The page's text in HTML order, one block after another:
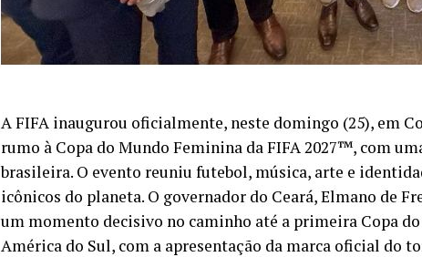
A FIFA inaugurou oficialmente, neste domingo (25), em
rumo à Copa do Mundo Feminina da FIFA 2027™️, com
brasileira. O evento reuniu futebol, música, arte e
icônicos do planeta. O governador do Ceará, Elmano de
um momento decisivo no caminho até a primeira Copa
América do Sul, com a apresentação da marca oficial do